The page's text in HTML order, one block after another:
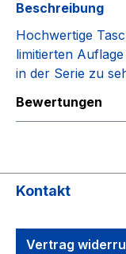
Beschreibung
Hochwertige
limitierten
in der Serie zu
Bewertungen
Kontakt
Vertrag